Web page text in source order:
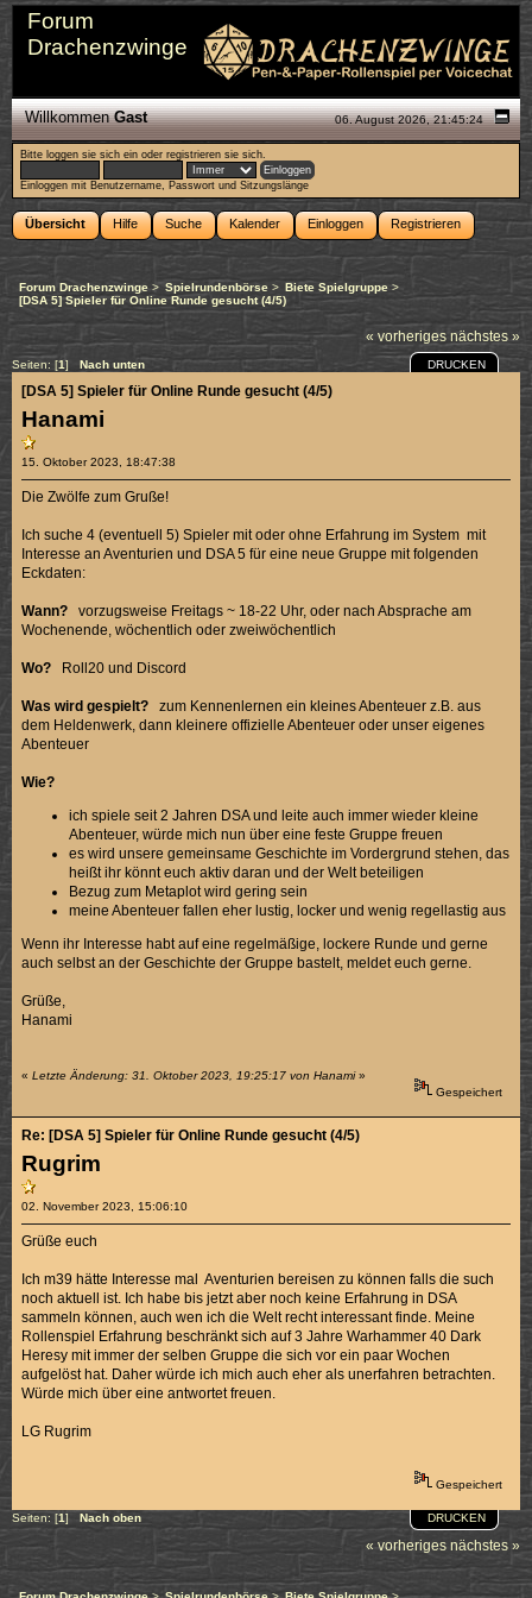
Forum
Drachenzwinge
06. August 2026, 21:45:24
WillkommenGast
Bitte loggen sie sich ein oderregistrieren sie sich.
Einloggen mit Benutzername, Passwort und Sitzungslänge
Übersicht Hilfe Suche Kalender Einloggen Registrieren
Forum Drachenzwinge > Spielrundenbörse> Biete Spielgruppe>
[DSA 5] Spieler für Online Runde gesucht (4/5)
« vorheriges nächstes »
Seiten: [1] Nach unten DRUCKEN
Hanami
15. Oktober 2023, 18:47:38
[DSA 5] Spieler für Online Runde gesucht (4/5)
Die Zwölfe zum Gruße!
Ich suche 4 (eventuell 5) Spieler mit oder ohne Erfahrung im System mit
Interesse an Aventurien und DSA 5 für eine neue Gruppe mit folgenden
Eckdaten:
Wann? vorzugsweise Freitags ~ 18-22 Uhr, oder nach Absprache am
Wochenende, wöchentlich oder zweiwöchentlich
Wo? Roll20 und Discord
Was wird gespielt? zum Kennenlernen ein kleines Abenteuer z.B. aus
dem Heldenwerk, dann kleinere offizielle Abenteuer oder unser eigenes
Abenteuer
Wie?
ich spiele seit 2 Jahren DSA und leite auch immer wieder kleine
Abenteuer, würde mich nun über eine feste Gruppe freuen
es wird unsere gemeinsame Geschichte im Vordergrund stehen, das
heißt ihr könnt euch aktiv daran und der Welt beteiligen
Bezug zum Metaplot wird gering sein
meine Abenteuer fallen eher lustig, locker und wenig regellastig aus
Wenn ihr Interesse habt auf eine regelmäßige, lockere Runde und gerne
auch selbst an der Geschichte der Gruppe bastelt, meldet euch gerne.
Grüße,
Hanami
«Letzte Änderung: 31. Oktober 2023, 19:25:17 von Hanami»
Gespeichert
Rugrim
02. November 2023, 15:06:10
Re: [DSA 5] Spieler für Online Runde gesucht (4/5)
Grüße euch
Ich m39 hätte Interesse mal Aventurien bereisen zu können falls die such
noch aktuell ist. Ich habe bis jetzt aber noch keine Erfahrung in DSA
sammeln können, auch wen ich die Welt recht interessant finde. Meine
Rollenspiel Erfahrung beschränkt sich auf 3 Jahre Warhammer 40 Dark
Heresy mit immer der selben Gruppe die sich vor ein paar Wochen
aufgelöst hat. Daher würde ich mich auch eher als unerfahren betrachten.
Würde mich über eine antwortet freuen.
LG Rugrim
Gespeichert
DRUCKEN
Seiten: [1] Nach oben
« vorheriges nächstes »